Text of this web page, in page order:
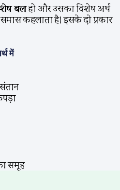
बलहो और उसका विशेष अर्थ
समास कहलाता है। इसके दो प्रकार
में
समूह